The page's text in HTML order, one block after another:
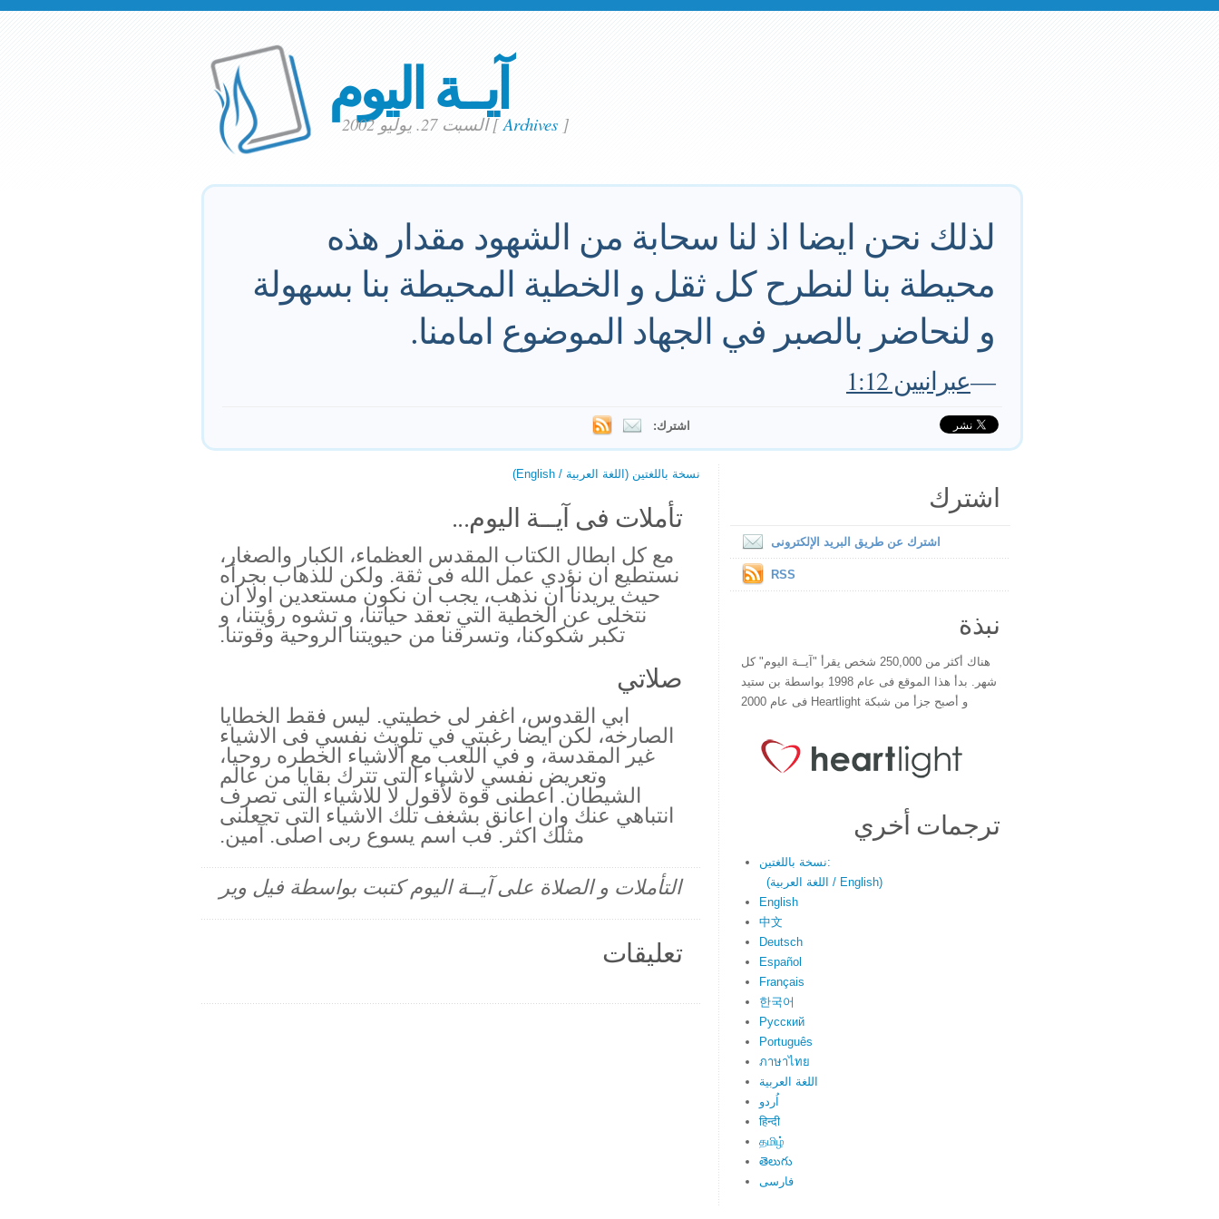
آيــة اليوم
السبت 27. يوليو 2002[Archives]
لذلك نحن ايضا اذ لنا سحابة من الشهود مقدار هذه
محيطة بنا لنطرح كل ثقل و الخطية المحيطة بنا بسهولة
و لنحاضر بالصبر في الجهاد الموضوع امامنا.
—عبرانيين 1:12
اشترك:
نسخة باللغتين (اللغة العربية / English)
تأملات فى آيــة اليوم...
مع كل ابطال الكتاب المقدس العظماء، الكبار والصغار،
نستطيع ان نؤدي عمل الله فى ثقة. ولكن للذهاب بجرأه
حيث يريدنا ان نذهب، يجب ان نكون مستعدين اولا ان
نتخلى عن الخطية التي تعقد حياتنا، و تشوه رؤيتنا، و
تكبر شكوكنا، وتسرقنا من حيويتنا الروحية وقوتنا.
صلاتي
ابي القدوس، اغفر لى خطيتي. ليس فقط الخطايا
الصارخه، لكن ايضا رغبتي في تلويث نفسي فى الاشياء
غير المقدسة، و في اللعب مع الاشياء الخطره روحيا،
وتعريض نفسي لاشياء التى تترك بقايا من عالم
الشيطان. اعطنى قوة لأقول لا للاشياء التى تصرف
انتباهي عنك وان اعانق بشغف تلك الاشياء التى تجعلنى
مثلك اكثر. فب اسم يسوع ربى اصلى. آمين.
التأملات و الصلاة على آيــة اليوم كتبت بواسطة فيل وير
تعليقات
اشترك
اشترك عن طريق البريد الإلكترونى
RSS
نبذة
هناك أكثر من 250,000 شخص يقرأ "آيــة اليوم" كل
شهر. بدأ هذا الموقع فى عام 1998 بواسطة بن ستيد
و أصبح جزأ من شبكة Heartlight فى عام 2000
ترجمات أخري
نسخة باللغتين:
(اللغة العربية / English)
English
中文
Deutsch
Español
Français
한국어
Русский
Português
ภาษาไทย
اللغة العربية
اُردو
हिन्दी
தமிழ்
తెలుగు
فارسی